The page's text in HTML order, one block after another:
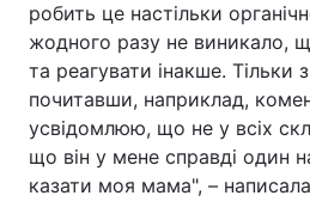
робить це настільки
жодного разу не виникало,
та реагувати інакше. Тільки
почитавши, наприклад,
усвідомлюю, що не у всіх
що він у мене справді один
казати моя мама", –